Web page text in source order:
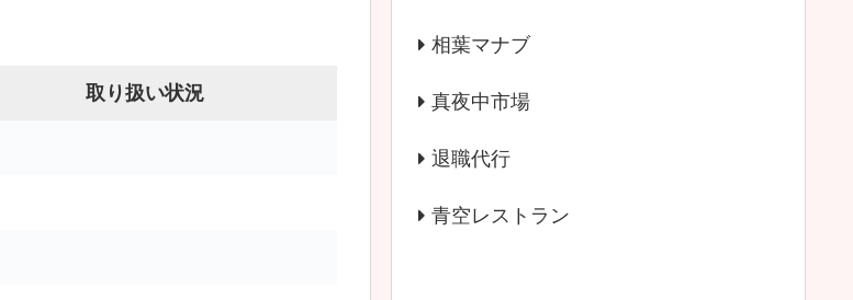
取り扱い状況
相葉マナブ
真夜中市場
退職代行
青空レストラン